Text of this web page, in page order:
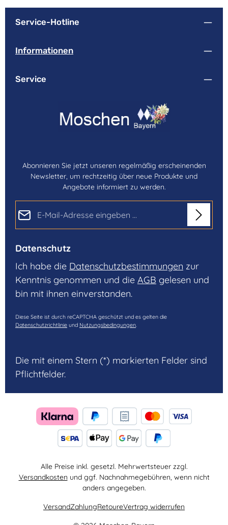
Service-Hotline
Informationen
Service
Abonnieren Sie jetzt unseren regelmäßig erscheinenden
Newsletter, um rechtzeitig über neue Produkte und
Angebote informiert zu werden.
Datenschutz
Ich habe die Datenschutzbestimmungen zur
Kenntnis genommen und die AGB gelesen und
bin mit ihnen einverstanden.
Diese Seite ist durch reCAPTCHA geschützt und es gelten die
Datenschutzrichtlinie und Nutzungsbedingungen.
Die mit einem Stern (*) markierten Felder sind
Pflichtfelder.
Alle Preise inkl. gesetzl. Mehrwertsteuer zzgl.
Versandkosten und ggf. Nachnahmegebühren, wenn nicht
anders angegeben.
VersandZahlungRetoureVertrag widerrufen